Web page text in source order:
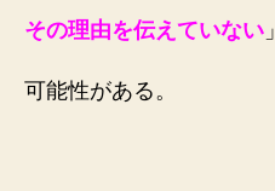
その理由を伝えていない 」
可能性がある。